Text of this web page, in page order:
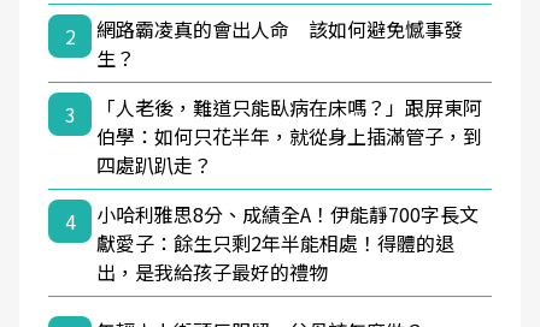
2
網路霸凌真的會出人命 該如何避免憾事發
生？
3
「人老後，難道只能臥病在床嗎？」跟屏東阿
伯學：如何只花半年，就從身上插滿管子，到
四處趴趴走？
4
小哈利雅思8分、成績全A！伊能靜700字長文
獻愛子：餘生只剩2年半能相處！得體的退
出，是我給孩子最好的禮物